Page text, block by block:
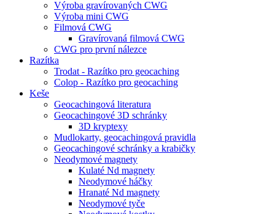
Výroba gravírovaných CWG
Výroba mini CWG
Filmová CWG
Gravírovaná filmová CWG
CWG pro první nálezce
Razítka
Trodat - Razítko pro geocaching
Colop - Razítko pro geocaching
Keše
Geocachingová literatura
Geocachingové 3D schránky
3D kryptexy
Mudlokarty, geocachingová pravidla
Geocachingové schránky a krabičky
Neodymové magnety
Kulaté Nd magnety
Neodymové háčky
Hranaté Nd magnety
Neodymové tyče